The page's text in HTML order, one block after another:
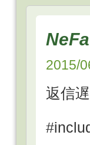
NeFa
2015/
返信